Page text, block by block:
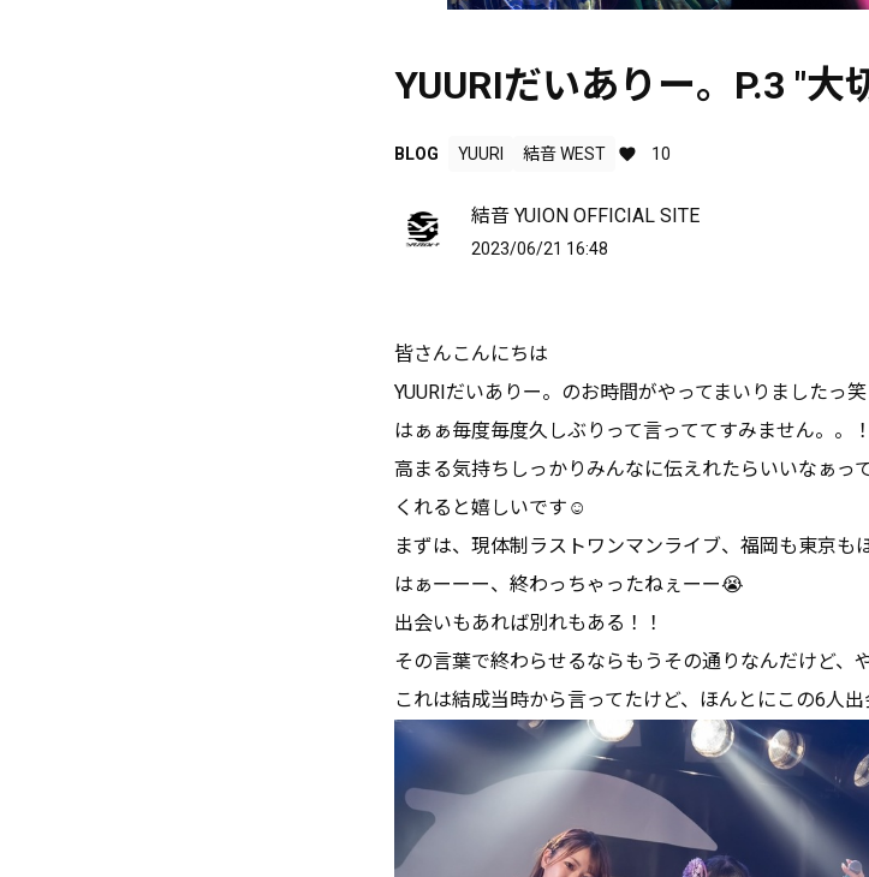
YUURIだいありー。P.3 ″大
BLOG YUURI 結音 WEST 10
結音 YUION OFFICIAL SITE
2023/06/21 16:48
皆さんこんにちは
YUURIだいありー。のお時間がやってまいりましたっ笑
はぁぁ毎度毎度久しぶりって言っててすみません。。
高まる気持ちしっかりみんなに伝えれたらいいなぁっ
くれると嬉しいです☺️
まずは、現体制ラストワンマンライブ、福岡も東京も
はぁーーー、終わっちゃったねぇーー😭
出会いもあれば別れもある！！
その言葉で終わらせるならもうその通りなんだけど、
これは結成当時から言ってたけど、ほんとにこの6人